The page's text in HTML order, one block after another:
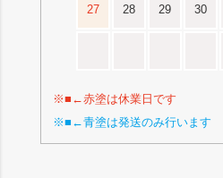
27 28 29 30
※■←赤塗は休業日です
※■←青塗は発送のみ行います